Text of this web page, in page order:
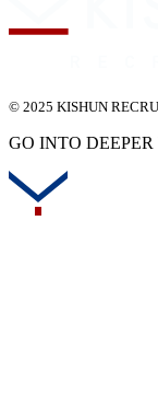
© 2025 KISHUN
GO INTO